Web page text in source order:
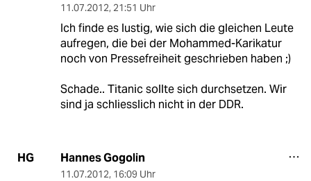
11.07.2012, 21:51 Uhr
Ich finde es lustig, wie sich die gleichen Leute
aufregen, die bei der Mohammed-Karikatur
noch von Pressefreiheit geschrieben haben ;)
Schade.. Titanic sollte sich durchsetzen. Wir
sind ja schliesslich nicht in der DDR.
HG Hannes Gogolin
11.07.2012, 16:09 Uhr